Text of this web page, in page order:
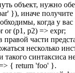
объект, нужно
}), иначе
когда у
or (p1, p2) => expr;
части
несколько
синтаксиса
{ return 'foo' }.